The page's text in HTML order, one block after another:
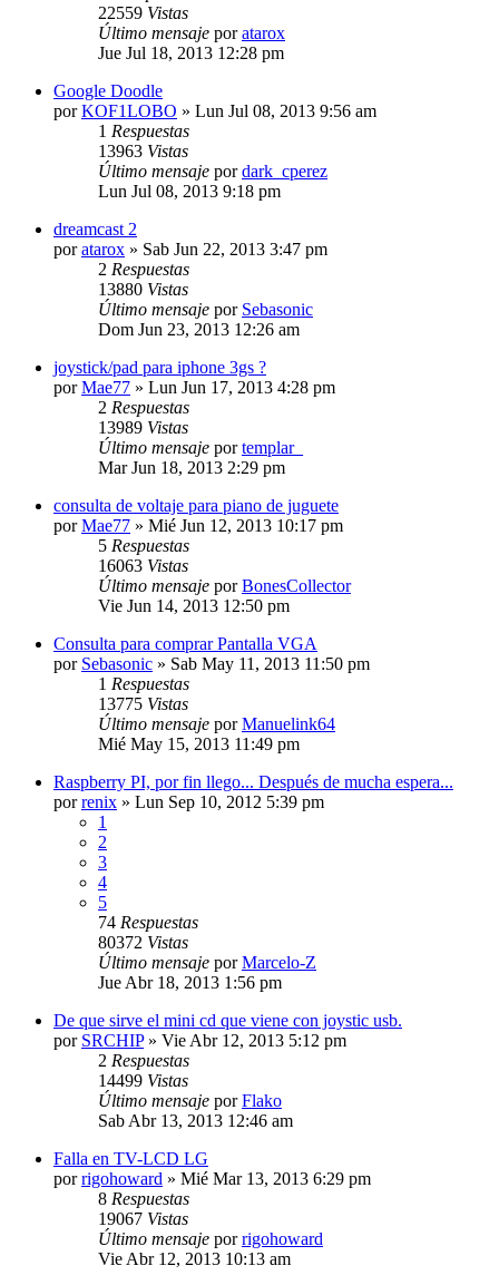
22559 Vistas
Último mensaje poratarox
Jue Jul 18, 2013 12:28 pm
Google Doodle
porKOF1LOBO » Lun Jul 08, 2013 9:56 am
1 Respuestas
13963 Vistas
Último mensaje pordark_cperez
Lun Jul 08, 2013 9:18 pm
dreamcast 2
poratarox » Sab Jun 22, 2013 3:47 pm
2 Respuestas
13880 Vistas
Último mensaje por Sebasonic
Dom Jun 23, 2013 12:26 am
joystick/pad para iphone 3gs ?
porMae77 » Lun Jun 17, 2013 4:28 pm
2 Respuestas
13989 Vistas
Último mensaje portemplar_
Mar Jun 18, 2013 2:29 pm
consulta de voltaje para piano de juguete
porMae77 » Mié Jun 12, 2013 10:17 pm
5 Respuestas
16063 Vistas
Último mensaje porBonesCollector
Vie Jun 14, 2013 12:50 pm
Consulta para comprar Pantalla VGA
por Sebasonic » Sab May 11, 2013 11:50 pm
1 Respuestas
13775 Vistas
Último mensaje porManuelink64
Mié May 15, 2013 11:49 pm
Raspberry PI, por fin llego... Después de mucha espera...
porrenix » Lun Sep 10, 2012 5:39 pm
1
2
3
4
5
74 Respuestas
80372 Vistas
Último mensaje porMarcelo-Z
Jue Abr 18, 2013 1:56 pm
De que sirve el mini cd que viene con joystic usb.
por SRCHIP» Vie Abr 12, 2013 5:12 pm
2 Respuestas
14499 Vistas
Último mensaje porFlako
Sab Abr 13, 2013 12:46 am
Falla en TV-LCD LG
porrigohoward » Mié Mar 13, 2013 6:29 pm
8 Respuestas
19067 Vistas
Último mensaje porrigohoward
Vie Abr 12, 2013 10:13 am